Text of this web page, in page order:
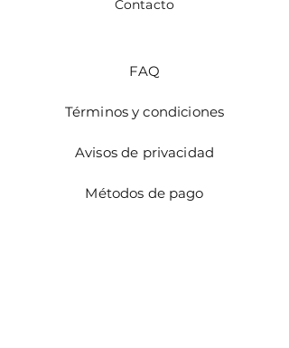
Contacto
FAQ
Términos y condiciones
Avisos de privacidad
Métodos de pago